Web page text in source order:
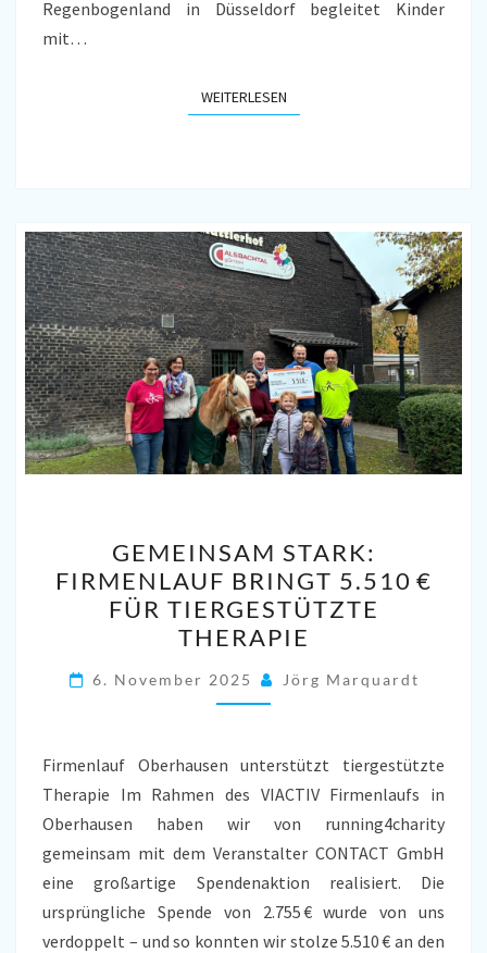
Regenbogenland in Düsseldorf begleitet Kinder
mit…
WEITERLESENWEITERLESEN
STARK:
FIRMENLAUF
BRINGT
5.510 €
FÜR
TIERGESTÜTZTE
GEMEINSAM STARK:
FIRMENLAUF BRINGT 5.510 €
FÜR TIERGESTÜTZTE
THERAPIE
6. November 2025 Jörg Marquardt
Firmenlauf Oberhausen unterstützt tiergestützte
Therapie Im Rahmen des VIACTIV Firmenlaufs in
Oberhausen haben wir von running4charity
gemeinsam mit dem Veranstalter CONTACT GmbH
eine großartige Spendenaktion realisiert. Die
ursprüngliche Spende von 2.755 € wurde von uns
verdoppelt – und so konnten wir stolze 5.510 € an den